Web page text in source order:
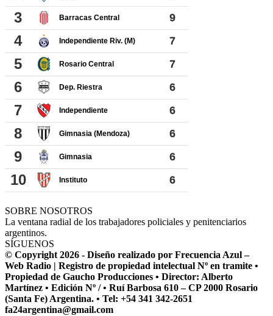
SOBRE NOSOTROS
La ventana radial de los trabajadores policiales y penitenciarios
argentinos.
SÍGUENOS
© Copyright 2026 - Diseño realizado por Frecuencia Azul –
Web Radio | Registro de propiedad intelectual Nº en tramite •
Propiedad de Gaucho Producciones • Director: Alberto
Martínez • Edición Nº / • Ruí Barbosa 610 – CP 2000 Rosario
(Santa Fe) Argentina. • Tel: +54 341 342-2651
fa24argentina@gmail.com